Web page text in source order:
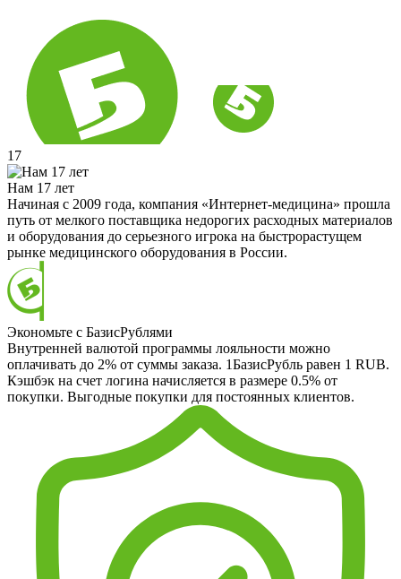
17
Нам 17 лет
Начиная с 2009 года, компания «Интернет-медицина» прошла
путь от мелкого поставщика недорогих расходных материалов
и оборудования до серьезного игрока на быстрорастущем
рынке медицинского оборудования в России.
Экономьте с БазисРублями
Внутренней валютой программы лояльности можно
оплачивать до 2% от суммы заказа. 1БазисРубль равен 1 RUB.
Кэшбэк на счет логина начисляется в размере 0.5% от
покупки. Выгодные покупки для постоянных клиентов.